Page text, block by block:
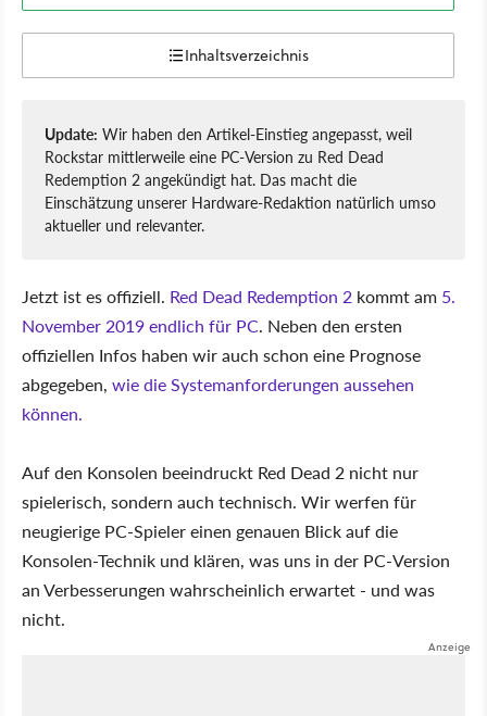
Inhaltsverzeichnis
Update: Wir haben den Artikel-Einstieg angepasst, weil
Rockstar mittlerweile eine PC-Version zu Red Dead
Redemption 2 angekündigt hat. Das macht die
Einschätzung unserer Hardware-Redaktion natürlich umso
aktueller und relevanter.
Jetzt ist es offiziell. Red Dead Redemption 2 kommt am 5.
November 2019 endlich für PC. Neben den ersten
offiziellen Infos haben wir auch schon eine Prognose
abgegeben, wie die Systemanforderungen aussehen
können.
Auf den Konsolen beeindruckt Red Dead 2 nicht nur
spielerisch, sondern auch technisch. Wir werfen für
neugierige PC-Spieler einen genauen Blick auf die
Konsolen-Technik und klären, was uns in der PC-Version
an Verbesserungen wahrscheinlich erwartet - und was
nicht.